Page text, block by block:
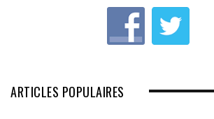
ARTICLES POPULAIRES